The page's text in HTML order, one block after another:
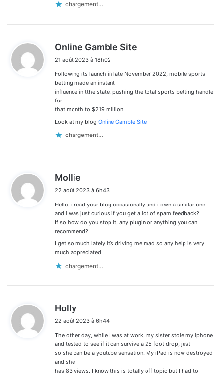
chargement…
Online Gamble Site
21 août 2023 à 18h02
Following its launch in late November 2022, mobile sports
betting made an instant
influence in tthe state, pushing the total sports betting handle
for
that month to $219 million.
Look at my blog Online Gamble Site
chargement…
Mollie
t
:
22 août 2023 à 6h43
Hello, i read your blog occasionally and i own a similar one
and i was just curious if you get a lot of spam feedback?
If so how do you stop it, any plugin or anything you can
recommend?
I get so much lately it’s driving me mad so any help is very
much appreciated.
chargement…
Holly
t
:
22 août 2023 à 6h44
The other day, while I was at work, my sister stole my iphone
and tested to see if it can survive a 25 foot drop, just
so she can be a youtube sensation. My iPad is now destroyed
and she
has 83 views. I know this is totally off topic but I had to